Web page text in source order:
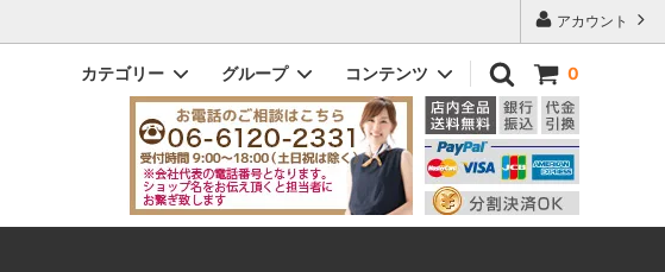
アカウント
0
カテゴリー
ドッティ｜DOTTY
ビック｜VIC
グループ
メンズ
コンテンツ
初めてのお客様へ
Q&A よくある質問